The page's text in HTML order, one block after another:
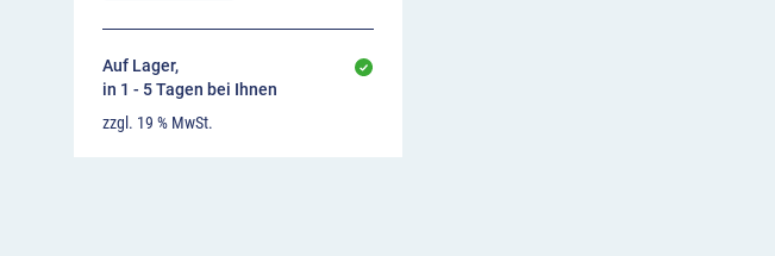
Auf Lager,
in 1 - 5 Tagen bei Ihnen
zzgl. 19 % MwSt.